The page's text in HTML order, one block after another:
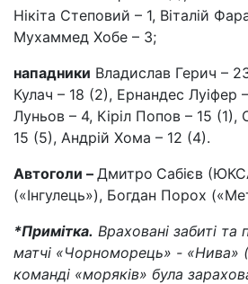
Нікіта Степовий – 1, Віталій
Мухаммед Хобе – 3;
нападники Владислав Герич –
Кулач – 18 (2), Ернандес Луіфер
Луньов – 4, Кіріл Попов – 15 (1),
15 (5), Андрій Хома – 12 (4).
Автоголи – Дмитро Сабієв
(«Інгулець»), Богдан Порох
*Примітка. Враховані забиті
матчі «Чорноморець» - «Нива»
команді «моряків» була